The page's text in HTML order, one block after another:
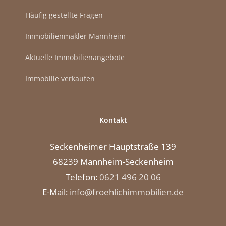
Häufig gestellte Fragen
Immobilienmakler Mannheim
Aktuelle Immobilienangebote
Immobilie verkaufen
Kontakt
Seckenheimer Hauptstraße 139
68239 Mannheim-Seckenheim
Telefon: 0621 496 20 06
E-Mail: info@froehlichimmobilien.de